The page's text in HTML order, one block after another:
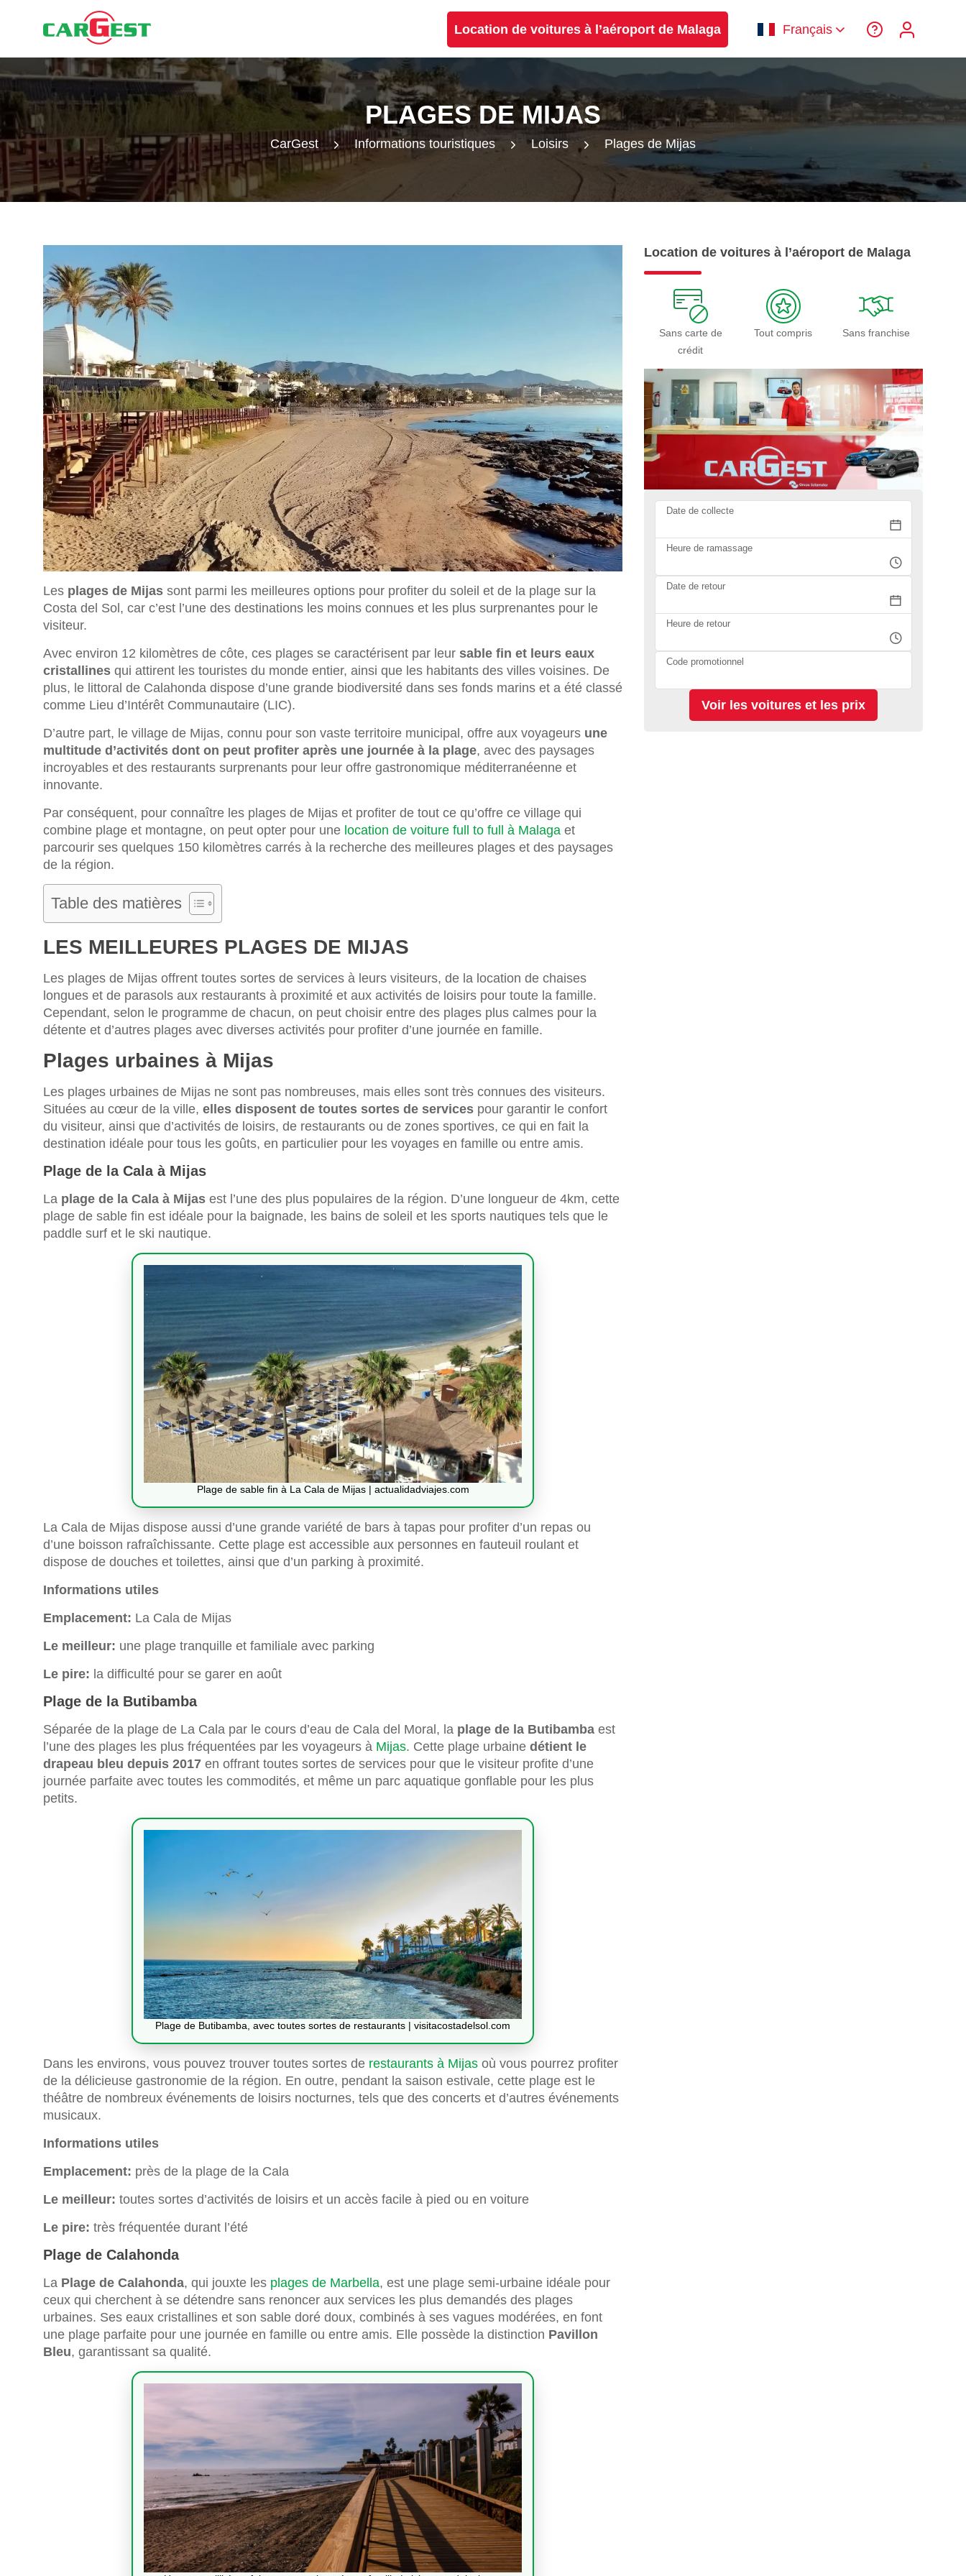
Location de voitures à l’aéroport de Malaga Français
PLAGES DE MIJAS
CarGest Informations touristiques Loisirs Plages de Mijas
Les plages de Mijas sont parmi les meilleures options pour profiter du soleil et de la plage sur la
Costa del Sol, car c’est l’une des destinations les moins connues et les plus surprenantes pour le
visiteur.
Avec environ 12 kilomètres de côte, ces plages se caractérisent par leur sable fin et leurs eaux
cristallines qui attirent les touristes du monde entier, ainsi que les habitants des villes voisines. De
plus, le littoral de Calahonda dispose d’une grande biodiversité dans ses fonds marins et a été classé
comme Lieu d’Intérêt Communautaire (LIC).
D’autre part, le village de Mijas, connu pour son vaste territoire municipal, offre aux voyageurs une
multitude d’activités dont on peut profiter après une journée à la plage, avec des paysages
incroyables et des restaurants surprenants pour leur offre gastronomique méditerranéenne et
innovante.
Par conséquent, pour connaître les plages de Mijas et profiter de tout ce qu’offre ce village qui
combine plage et montagne, on peut opter pour une location de voiture full to full à Malaga et
parcourir ses quelques 150 kilomètres carrés à la recherche des meilleures plages et des paysages
de la région.
Table des matières
LES MEILLEURES PLAGES DE MIJAS
Les plages de Mijas offrent toutes sortes de services à leurs visiteurs, de la location de chaises
longues et de parasols aux restaurants à proximité et aux activités de loisirs pour toute la famille.
Cependant, selon le programme de chacun, on peut choisir entre des plages plus calmes pour la
détente et d’autres plages avec diverses activités pour profiter d’une journée en famille.
Plages urbaines à Mijas
Les plages urbaines de Mijas ne sont pas nombreuses, mais elles sont très connues des visiteurs.
Situées au cœur de la ville, elles disposent de toutes sortes de services pour garantir le confort
du visiteur, ainsi que d’activités de loisirs, de restaurants ou de zones sportives, ce qui en fait la
destination idéale pour tous les goûts, en particulier pour les voyages en famille ou entre amis.
Plage de la Cala à Mijas
La plage de la Cala à Mijas est l’une des plus populaires de la région. D’une longueur de 4km, cette
plage de sable fin est idéale pour la baignade, les bains de soleil et les sports nautiques tels que le
paddle surf et le ski nautique.
Plage de sable fin à La Cala de Mijas | actualidadviajes.com
La Cala de Mijas dispose aussi d’une grande variété de bars à tapas pour profiter d’un repas ou
d’une boisson rafraîchissante. Cette plage est accessible aux personnes en fauteuil roulant et
dispose de douches et toilettes, ainsi que d’un parking à proximité.
Informations utiles
Emplacement: La Cala de Mijas
Le meilleur: une plage tranquille et familiale avec parking
Le pire: la difficulté pour se garer en août
Plage de la Butibamba
Séparée de la plage de La Cala par le cours d’eau de Cala del Moral, la plage de la Butibamba est
l’une des plages les plus fréquentées par les voyageurs à Mijas. Cette plage urbaine détient le
drapeau bleu depuis 2017 en offrant toutes sortes de services pour que le visiteur profite d’une
journée parfaite avec toutes les commodités, et même un parc aquatique gonflable pour les plus
petits.
Plage de Butibamba, avec toutes sortes de restaurants | visitacostadelsol.com
Dans les environs, vous pouvez trouver toutes sortes de restaurants à Mijas où vous pourrez profiter
de la délicieuse gastronomie de la région. En outre, pendant la saison estivale, cette plage est le
théâtre de nombreux événements de loisirs nocturnes, tels que des concerts et d’autres événements
musicaux.
Informations utiles
Emplacement: près de la plage de la Cala
Le meilleur: toutes sortes d’activités de loisirs et un accès facile à pied ou en voiture
Le pire: très fréquentée durant l’été
Plage de Calahonda
La Plage de Calahonda, qui jouxte les plages de Marbella, est une plage semi-urbaine idéale pour
ceux qui cherchent à se détendre sans renoncer aux services les plus demandés des plages
urbaines. Ses eaux cristallines et son sable doré doux, combinés à ses vagues modérées, en font
une plage parfaite pour une journée en famille ou entre amis. Elle possède la distinction Pavillon
Bleu, garantissant sa qualité.
Location de voitures à l’aéroport de Malaga
Sans carte de
crédit
Tout compris Sans franchise
Date de collecte
Heure de ramassage
Date de retour
Heure de retour
Code promotionnel